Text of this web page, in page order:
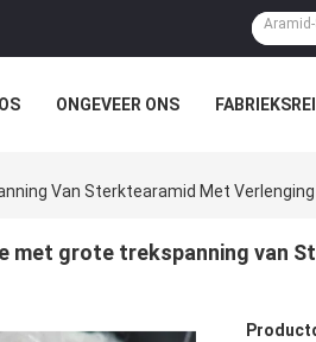
ONGEVEER ONS
Van Sterktearamid Met Verlenging
met grote trekspanning van